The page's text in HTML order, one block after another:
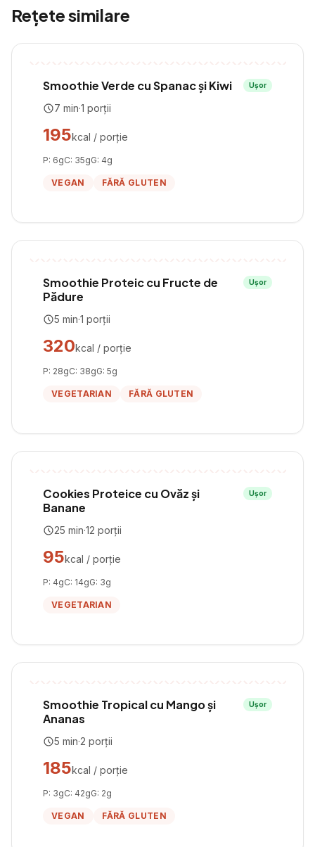
Rețete similare
Smoothie Verde cu Spanac și Kiwi Ușor
7 min·1 porții
195kcal / porție
P: 6gC: 35gG: 4g
VEGAN FĂRĂ GLUTEN
Smoothie Proteic cu Fructe de
Pădure
Ușor
5 min·1 porții
320kcal / porție
P: 28gC: 38gG: 5g
VEGETARIAN FĂRĂ GLUTEN
Cookies Proteice cu Ovăz și
Banane
Ușor
25 min·12 porții
95kcal / porție
P: 4gC: 14gG: 3g
VEGETARIAN
Smoothie Tropical cu Mango și
Ananas
Ușor
5 min·2 porții
185kcal / porție
P: 3gC: 42gG: 2g
VEGAN FĂRĂ GLUTEN